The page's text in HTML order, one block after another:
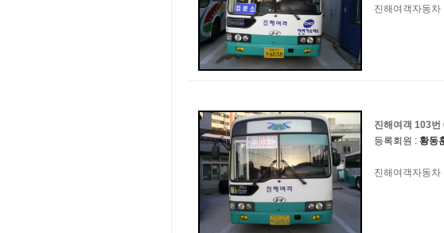
진해여객자동
진해여객 103번
등록회원 : 황동
진해여객자동